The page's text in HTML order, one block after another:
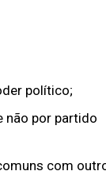
político;
não por partido
com